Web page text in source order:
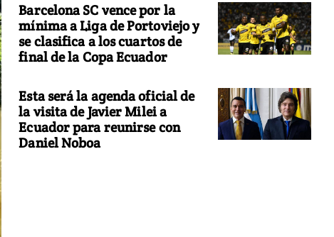
Barcelona SC vence por la
mínima a Liga de Portoviejo y
se clasifica a los cuartos de
final de la Copa Ecuador
Esta será la agenda oficial de
la visita de Javier Milei a
Ecuador para reunirse con
Daniel Noboa